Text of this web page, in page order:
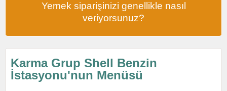
Yemek siparişinizi genellikle nasıl
veriyorsunuz?
Karma Grup Shell Benzin
İstasyonu'nun Menüsü